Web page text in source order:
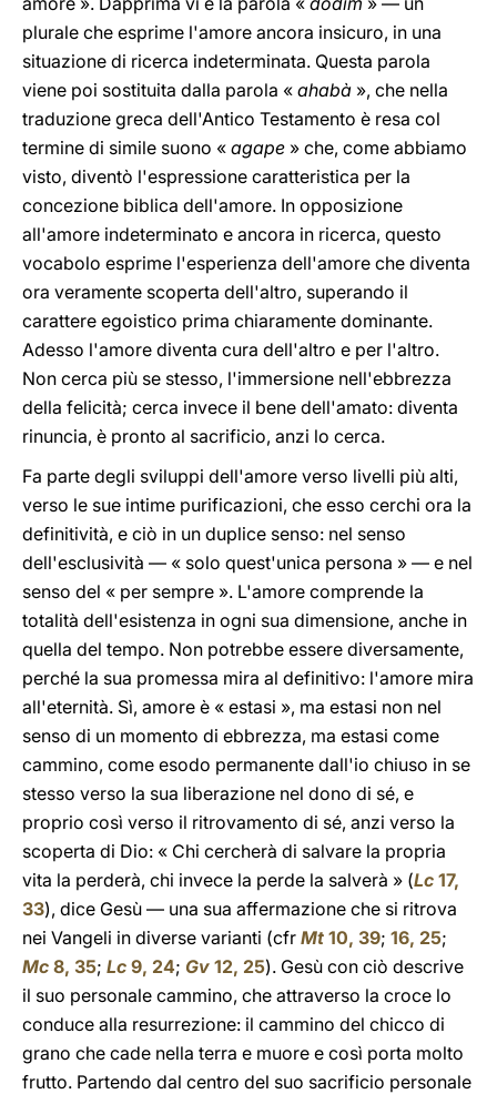
plurale che esprime l'amore ancora insicuro, in una
situazione di ricerca indeterminata. Questa parola
viene poi sostituita dalla parola « ahabà », che nella
traduzione greca dell'Antico Testamento è resa col
termine di simile suono « agape » che, come abbiamo
visto, diventò l'espressione caratteristica per la
concezione biblica dell'amore. In opposizione
all'amore indeterminato e ancora in ricerca, questo
vocabolo esprime l'esperienza dell'amore che diventa
ora veramente scoperta dell'altro, superando il
carattere egoistico prima chiaramente dominante.
Adesso l'amore diventa cura dell'altro e per l'altro.
Non cerca più se stesso, l'immersione nell'ebbrezza
della felicità; cerca invece il bene dell'amato: diventa
rinuncia, è pronto al sacrificio, anzi lo cerca.
Fa parte degli sviluppi dell'amore verso livelli più alti,
verso le sue intime purificazioni, che esso cerchi ora la
definitività, e ciò in un duplice senso: nel senso
dell'esclusività — « solo quest'unica persona » — e nel
senso del « per sempre ». L'amore comprende la
totalità dell'esistenza in ogni sua dimensione, anche in
quella del tempo. Non potrebbe essere diversamente,
perché la sua promessa mira al definitivo: l'amore mira
all'eternità. Sì, amore è « estasi », ma estasi non nel
senso di un momento di ebbrezza, ma estasi come
cammino, come esodo permanente dall'io chiuso in se
stesso verso la sua liberazione nel dono di sé, e
proprio così verso il ritrovamento di sé, anzi verso la
scoperta di Dio: « Chi cercherà di salvare la propria
vita la perderà, chi invece la perde la salverà » (Lc 17,
33), dice Gesù — una sua affermazione che si ritrova
nei Vangeli in diverse varianti (cfr Mt 10, 39; 16, 25;
Mc 8, 35; Lc 9, 24; Gv 12, 25). Gesù con ciò descrive
il suo personale cammino, che attraverso la croce lo
conduce alla resurrezione: il cammino del chicco di
grano che cade nella terra e muore e così porta molto
frutto. Partendo dal centro del suo sacrificio personale